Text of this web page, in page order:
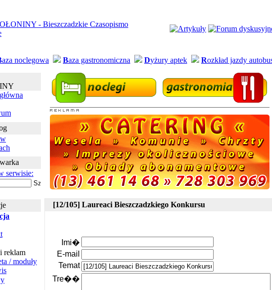
aza noclegowa Baza gastronomiczna Dyżury aptek Rozkład jazdy
serwisie:
reklam
/ moduły
[12/105] Laureaci Bieszczadzkiego Konkursu
Imi�
E-mail
Temat
Tre��